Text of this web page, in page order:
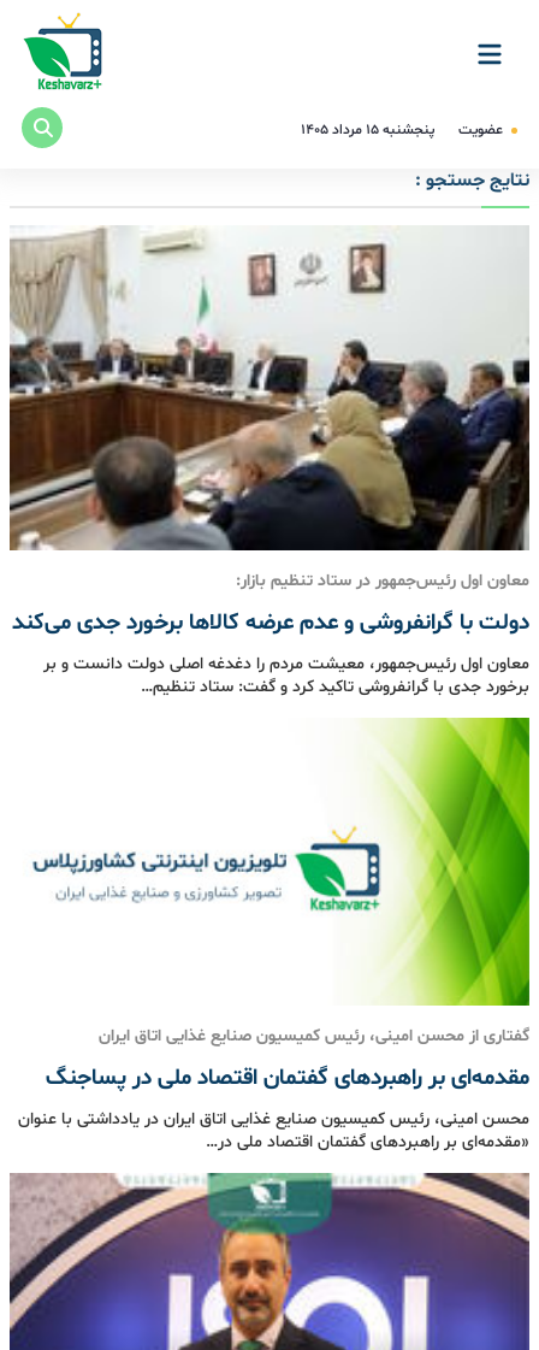
عضویت پنجشنبه ۱۵ مرداد ۱۴۰۵
نتایج جستجو :
معاون اول رئیس‌جمهور در ستاد تنظیم بازار:
دولت با گرانفروشی و عدم عرضه کالاها برخورد جدی می‌کند
معاون اول رئیس‌جمهور، معیشت مردم را دغدغه اصلی دولت دانست و بر
برخورد جدی با گرانفروشی تاکید کرد و گفت: ستاد تنظیم…
گفتاری از محسن امینی، رئیس کمیسیون صنایع غذایی اتاق ایران
مقدمه‌ای بر راهبردهای گفتمان اقتصاد ملی در پساجنگ
محسن امینی، رئیس کمیسیون صنایع غذایی اتاق ایران در یادداشتی با عنوان
«مقدمه‌ای بر راهبردهای گفتمان اقتصاد ملی در…